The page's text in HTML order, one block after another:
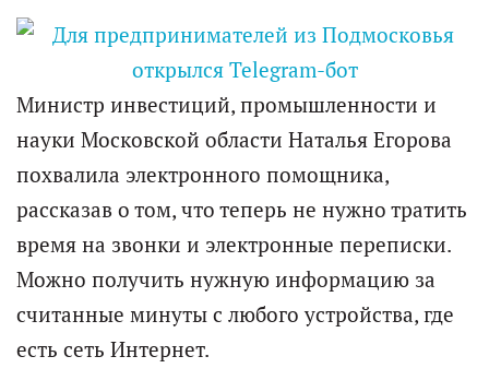
Министр инвестиций, промышленности и
науки Московской области Наталья Егорова
похвалила электронного помощника,
рассказав о том, что теперь не нужно тратить
время на звонки и электронные переписки.
Можно получить нужную информацию за
считанные минуты с любого устройства, где
есть сеть Интернет.